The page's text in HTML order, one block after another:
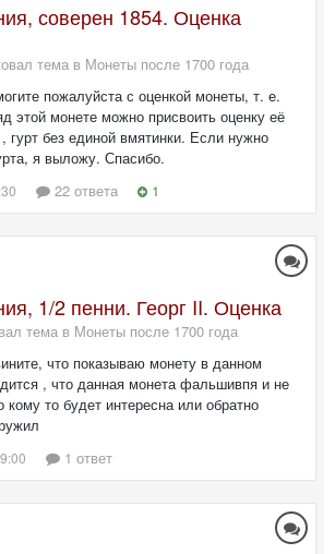
соверен 1854. Оценка
тема в Монеты после 1700 года
пожалуйста с оценкой монеты, т. е.
этой монете можно присвоить оценку её
гурт без единой вмятинки. Если нужно
я выложу. Спасибо.
22 ответа 1
1/2 пенни. Георг II. Оценка
тема в Монеты после 1700 года
что показываю монету в данном
, что данная монета фальшивпя и не
то будет интересна или обратно
1 ответ